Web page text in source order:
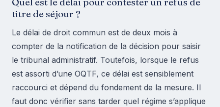
titre de séjour ?
Le délai de droit commun est de deux mois à
compter de la notification de la décision pour saisir
le tribunal administratif. Toutefois, lorsque le refus
est assorti d’une OQTF, ce délai est sensiblement
raccourci et dépend du fondement de la mesure. Il
faut donc vérifier sans tarder quel régime s’applique